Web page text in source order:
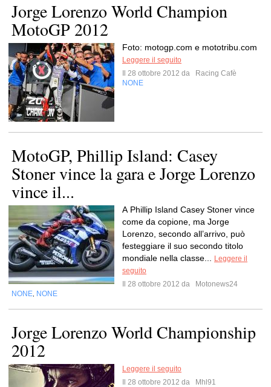
Jorge Lorenzo World Champion
MotoGP 2012
Foto: motogp.com e mototribu.com
Leggere il seguito
Il 28 ottobre 2012 da
Racing Cafè
NONE
MotoGP, Phillip Island: Casey
Stoner vince la gara e Jorge Lorenzo
vince il...
A Phillip Island Casey Stoner vince
come da copione, ma Jorge
Lorenzo, secondo all’arrivo, può
festeggiare il suo secondo titolo
mondiale nella classe...
Leggere il
seguito
Il 28 ottobre 2012 da
Motonews24
NONE NONE
Jorge Lorenzo World Championship
2012
Leggere il seguito
Il 28 ottobre 2012 da
Mhl91